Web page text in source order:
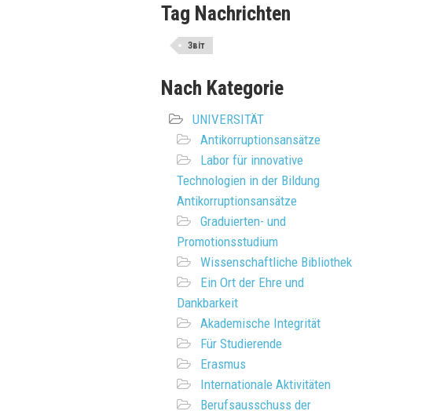
Tag Nachrichten
Звіт
Nach Kategorie
UNIVERSITÄT
Antikorruptionsansätze
Labor für innovative
Technologien in der Bildung
Antikorruptionsansätze
Graduierten- und
Promotionsstudium
Wissenschaftliche Bibliothek
Ein Ort der Ehre und
Dankbarkeit
Akademische Integrität
Für Studierende
Erasmus
Internationale Aktivitäten
Berufsausschuss der